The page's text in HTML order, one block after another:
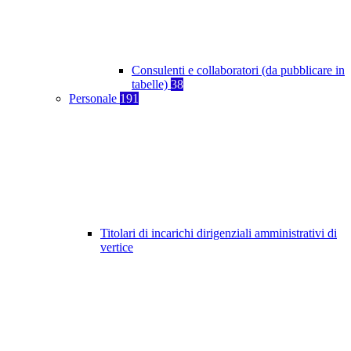
Consulenti e collaboratori (da pubblicare in
tabelle) 38
Personale 191
Titolari di incarichi dirigenziali amministrativi di
vertice